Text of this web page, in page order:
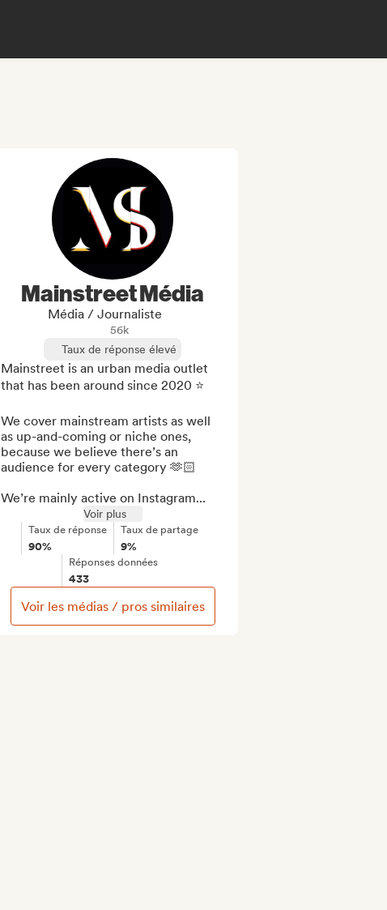
Mainstreet Média
Média / Journaliste
56k
Taux de réponse élevé
Mainstreet is an urban media outlet
that has been around since 2020 ⭐️
We cover mainstream artists as well
as up-and-coming or niche ones,
because we believe there’s an
audience for every category 🫶🏻
We’re mainly active on Instagram...
Voir plus
Taux de réponse
90%
Taux de partage
9%
Réponses données
433
Voir les médias / pros similaires